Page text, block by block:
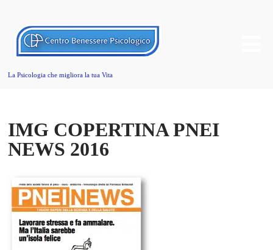
La Psicologia che migliora la tua Vita
IMG COPERTINA PNEI
NEWS 2016